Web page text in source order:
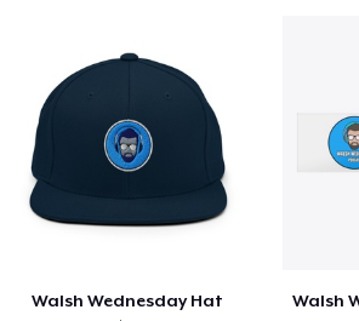
Walsh Wednesday Hat